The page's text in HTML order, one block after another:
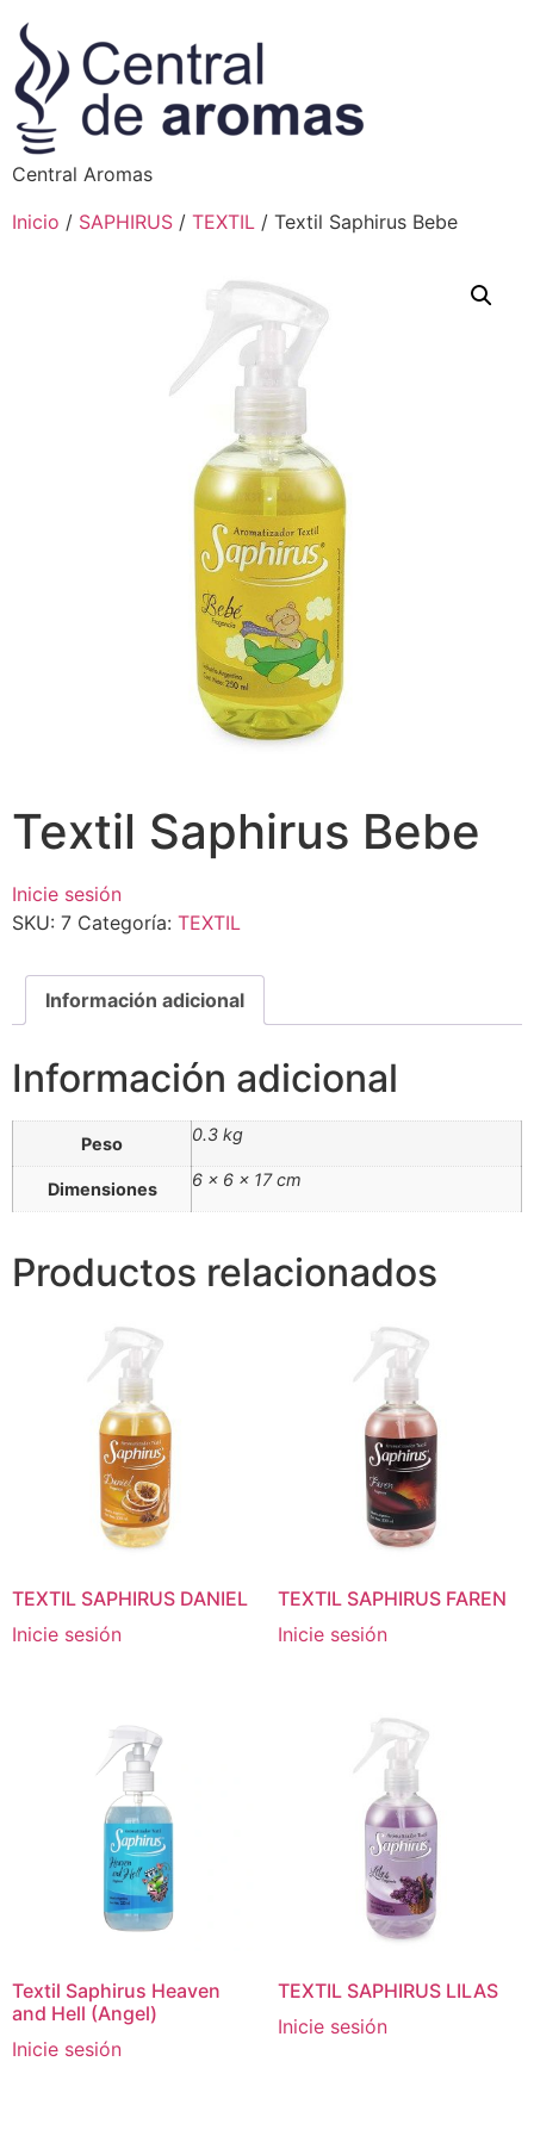
Central Aromas
Inicio / SAPHIRUS / TEXTIL / Textil Saphirus Bebe
Textil Saphirus Bebe
Inicie sesión
SKU: 7 Categoría: TEXTIL
Información adicional
Información adicional
Peso 0.3 kg
Dimensiones 6 × 6 × 17 cm
Productos relacionados
TEXTIL SAPHIRUS DANIEL
Inicie sesión
TEXTIL SAPHIRUS FAREN
Inicie sesión
Textil Saphirus Heaven
and Hell (Angel)
Inicie sesión
TEXTIL SAPHIRUS LILAS
Inicie sesión